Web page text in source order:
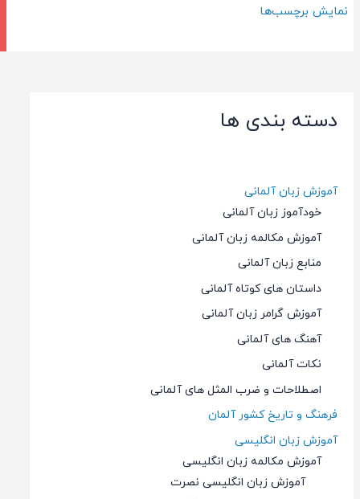
دسته بندی ها
آموزش زبان آلمانی
خودآموز زبان آلمانی
آموزش مکالمه زبان آلمانی
منابع زبان آلمانی
داستان های کوتاه آلمانی
آموزش گرامر زبان آلمانی
آهنگ های آلمانی
نکات آلمانی
اصطلاحات و ضرب المثل های آلمانی
فرهنگ و تاریخ کشور آلمان
آموزش زبان انگلیسی
آموزش مکالمه زبان انگلیسی
آموزش زبان انگلیسی نصرت
الفبا
نمایش برچسب‌ها